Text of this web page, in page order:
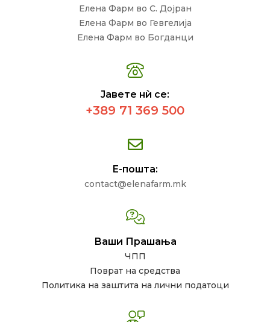
Елена Фарм во С. Дојран
Елена Фарм во Гевгелија
Елена Фарм во Богданци
Јавете нѝ се:
+389 71 369 500
Е-пошта:
contact@elenafarm.mk
Ваши Прашања
ЧПП
Поврат на средства
Политика на заштита на лични податоци